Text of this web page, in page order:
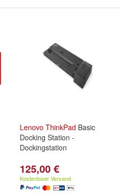
Lenovo ThinkPad Basic
Docking Station -
Dockingstation
125,00 €
Kostenloser Versand